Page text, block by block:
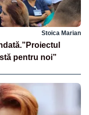
Stoica Marian
pentru noi”